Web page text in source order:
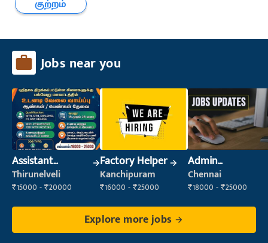
குற்றம்
Jobs near you
Assistant
Manager
Thirunelveli
₹15000 - ₹20000
Factory Helper
Kanchipuram
₹16000 - ₹25000
Admin
Supervisor
Chennai
₹18000 - ₹25000
Explore more jobs